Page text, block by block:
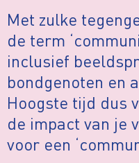
Met zulke
de term
inclusief
bondgenoten en
Hoogste tijd dus
de impact van je
voor een